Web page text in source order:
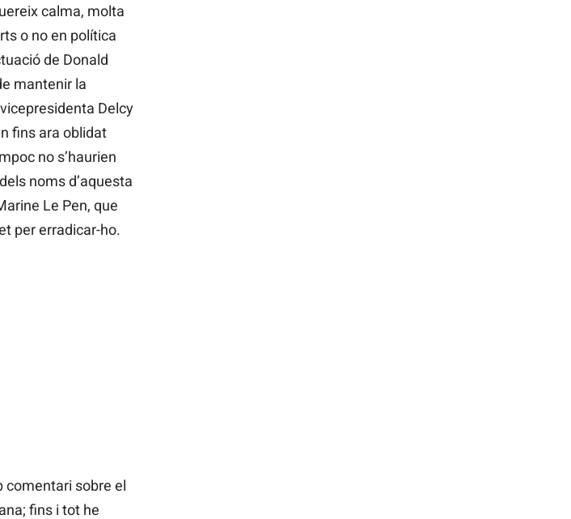
calma, molta
o no en política
de Donald
mantenir la
Delcy
fins ara oblidat
no s’haurien
noms d’aquesta
Le Pen, que
per erradicar-ho.
comentari sobre el
fins i tot he